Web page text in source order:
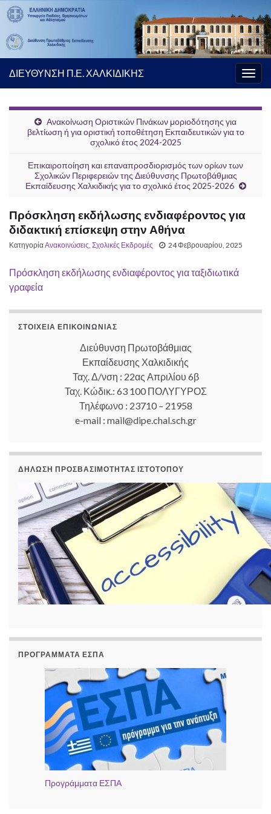
ΔΙΕΥΘΥΝΣΗ Π.Ε. ΧΑΛΚΙΔΙΚΗΣ
Ανακοίνωση Οριστικών Πινάκων μοριοδότησης για
βελτίωση ή για οριστική τοποθέτηση Εκπαιδευτικών για το
σχολικό έτος 2024-2025
Επικαιροποίηση και επαναπροσδιορισμός των ορίων των
Σχολικών Περιφερειών της Διεύθυνσης Πρωτοβάθμιας
Εκπαίδευσης Χαλκιδικής για το σχολικό έτος 2025-2026
Πρόσκληση εκδήλωσης ενδιαφέροντος για
διδακτική επίσκεψη στην Αθήνα
ΚατηγορίαΑνακοινώσεις Σχολικές Εκδρομές 24 Φεβρουαρίου, 2025
Πρόσκληση εκδήλωσης ενδιαφέροντος για ταξιδιωτικά
γραφεία
ΣΤΟΙΧΕΊΑ ΕΠΙΚΟΙΝΩΝΊΑΣ
Διεύθυνση Πρωτοβάθμιας
Εκπαίδευσης Χαλκιδικής
Ταχ. Δ/νση : 22ας Απριλίου 6β
Ταχ. Κώδικ.: 63 100 ΠΟΛΥΓΥΡΟΣ
Τηλέφωνο : 23710 – 21958
e-mail : mail@dipe.chal.sch.gr
ΔΉΛΩΣΗ ΠΡΟΣΒΑΣΙΜΌΤΗΤΑΣ ΙΣΤΟΤΌΠΟΥ
ΠΡΟΓΡΆΜΜΑΤΑ ΕΣΠΑ
Προγράμματα ΕΣΠΑ